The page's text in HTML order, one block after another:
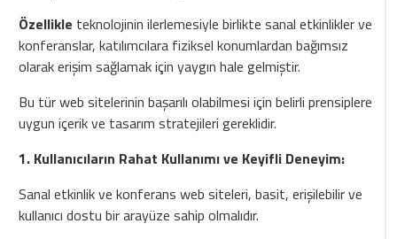
Özellikle teknolojinin ilerlemesiyle birlikte sanal etkinlikler ve
konferanslar, katılımcılara fiziksel konumlardan bağımsız
olarak erişim sağlamak için yaygın hale gelmiştir.
Bu tür web sitelerinin başarılı olabilmesi için belirli prensiplere
uygun içerik ve tasarım stratejileri gereklidir.
1. Kullanıcıların Rahat Kullanımı ve Keyifli Deneyim:
Sanal etkinlik ve konferans web siteleri, basit, erişilebilir ve
kullanıcı dostu bir arayüze sahip olmalıdır.